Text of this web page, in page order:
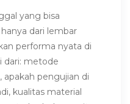
yang bisa
dari lembar
performa nyata di
dari: metode
pengujian di
kualitas material